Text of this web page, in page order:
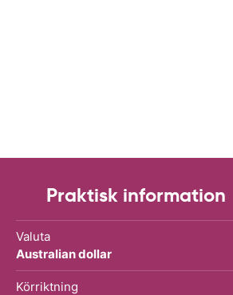
Praktisk information
Valuta
Australian dollar
Körriktning